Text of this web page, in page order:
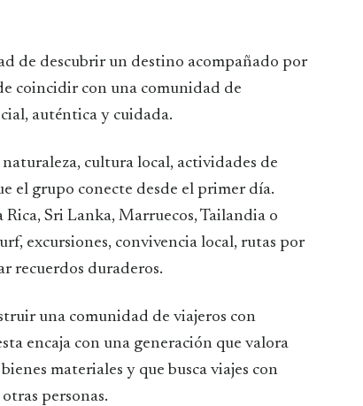
de descubrir un destino acompañado por
coincidir con una comunidad de
auténtica y cuidada.
cultura local, actividades de
el grupo conecte desde el primer día.
Sri Lanka, Marruecos, Tailandia o
excursiones, convivencia local, rutas por
recuerdos duraderos.
una comunidad de viajeros con
encaja con una generación que valora
materiales y que busca viajes con
personas.